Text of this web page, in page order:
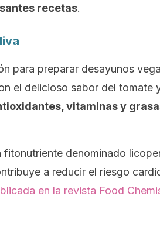
recetas.
para preparar desayunos
el delicioso sabor del tomate
vitaminas y
fitonutriente denominado
a reducir el riesgo
en la revista Food